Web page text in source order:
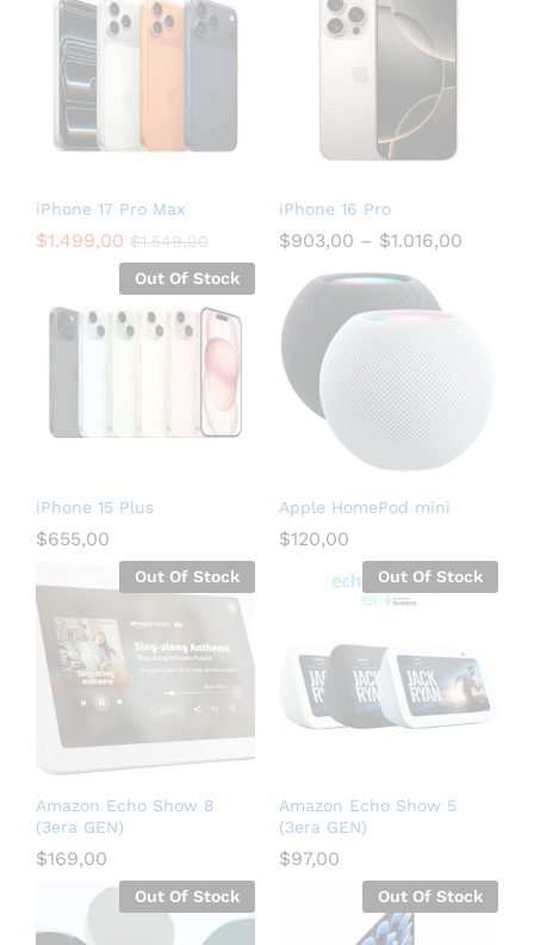
iPhone 17 Pro Max
$1.499,00 $1.549,00
iPhone 16 Pro
$903,00 – $1.016,00
Out Of Stock
iPhone 15 Plus
$655,00
Apple HomePod mini
$120,00
Out Of Stock
Amazon Echo Show 8
(3era GEN)
$169,00
Out Of Stock
Amazon Echo Show 5
(3era GEN)
$97,00
Out Of Stock Out Of Stock